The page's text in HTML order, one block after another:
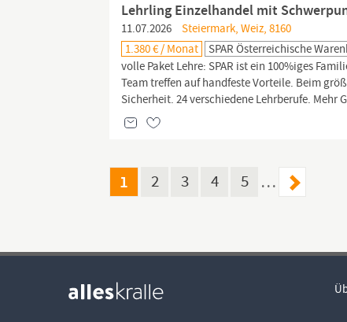
Lehrling Einzelhandel mit
11.07.2026
Steiermark, Weiz, 8160
1.380 € / Monat
SPAR Österreichische
volle Paket Lehre: SPAR ist ein 100%iges
Team treffen auf handfeste Vorteile. Beim
Sicherheit. 24 verschiedene Lehrberufe. Mehr
1 2 3 4 5 …